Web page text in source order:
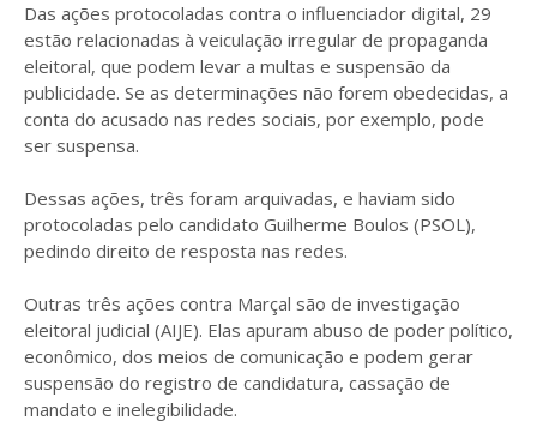
Das ações protocoladas contra o influenciador digital, 29
estão relacionadas à veiculação irregular de propaganda
eleitoral, que podem levar a multas e suspensão da
publicidade. Se as determinações não forem obedecidas, a
conta do acusado nas redes sociais, por exemplo, pode
ser suspensa.
Dessas ações, três foram arquivadas, e haviam sido
protocoladas pelo candidato Guilherme Boulos (PSOL),
pedindo direito de resposta nas redes.
Outras três ações contra Marçal são de investigação
eleitoral judicial (AIJE). Elas apuram abuso de poder político,
econômico, dos meios de comunicação e podem gerar
suspensão do registro de candidatura, cassação de
mandato e inelegibilidade.